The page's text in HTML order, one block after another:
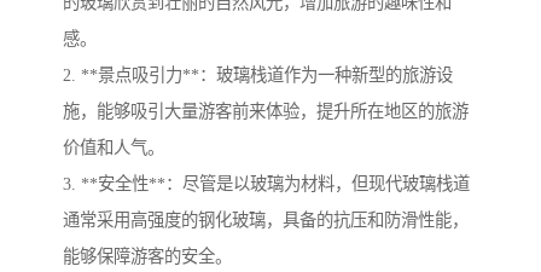
感。
2. **景点吸引力**：玻璃栈道作为一种新型的旅游设
施，能够吸引大量游客前来体验，提升所在地区的旅游
价值和人气。
3. **安全性**：尽管是以玻璃为材料，但现代玻璃栈道
通常采用高强度的钢化玻璃，具备的抗压和防滑性能，
能够保障游客的安全。